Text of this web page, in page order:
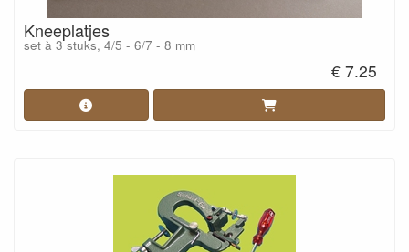
Kneeplatjes
set à 3 stuks, 4/5 - 6/7 - 8 mm
€ 7.25